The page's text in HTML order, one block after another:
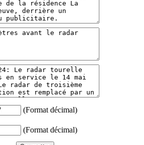
(Format décimal)
(Format décimal)